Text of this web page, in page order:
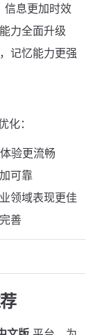
信息更加时效
力全面升级
记忆能力更强
化：
验更流畅
可靠
领域表现更佳
善